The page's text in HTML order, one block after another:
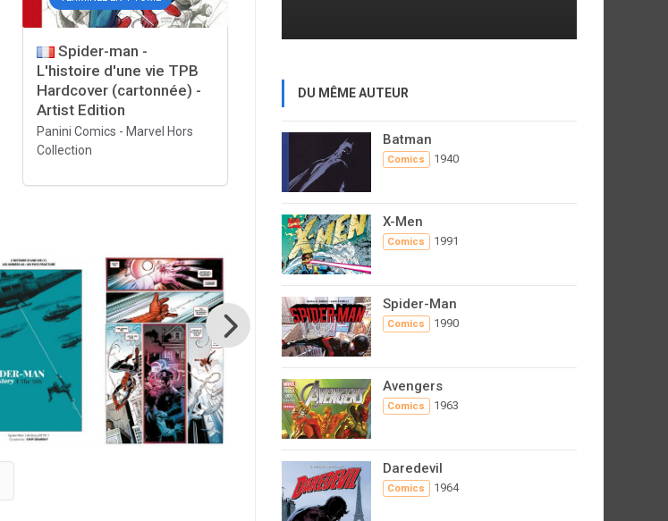
Spider-man -
L'histoire d'une vie TPB
Hardcover (cartonnée) -
Artist Edition
Panini Comics - Marvel Hors
Collection
DU MÊME AUTEUR
Batman
Comics 1940
X-Men
Comics 1991
Spider-Man
Comics 1990
Avengers
Comics 1963
Daredevil
Comics 1964